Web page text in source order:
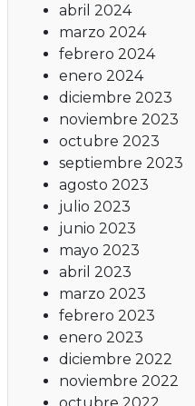
abril 2024
marzo 2024
febrero 2024
enero 2024
diciembre 2023
noviembre 2023
octubre 2023
septiembre 2023
agosto 2023
julio 2023
junio 2023
mayo 2023
abril 2023
marzo 2023
febrero 2023
enero 2023
diciembre 2022
noviembre 2022
octubre 2022